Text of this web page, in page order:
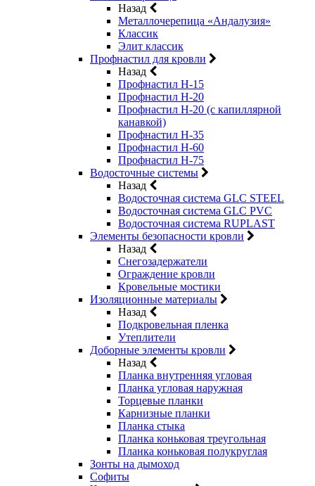
Назад
Металлочерепица «Андалузия»
Классик
Элит классик
Профнастил для кровли
Назад
Профнастил Н-15
Профнастил Н-20
Профнастил Н-20 (с капиллярной
канавкой)
Профнастил Н-35
Профнастил Н-60
Профнастил Н-75
Водосточные системы
Назад
Водосточная система GLC STEEL
Водосточная система GLC PVC
Водосточная система RUPLAST
Элементы безопасности кровли
Назад
Снегозадержатели
Ограждение кровли
Кровельные мостики
Изоляционные материалы
Назад
Подкровельная пленка
Утеплители
Доборные элементы кровли
Назад
Планка внутренняя угловая
Планка угловая наружная
Торцевые планки
Карнизные планки
Планка стыка
Планка коньковая треугольная
Планка коньковая полукруглая
Зонты на дымоход
Софиты